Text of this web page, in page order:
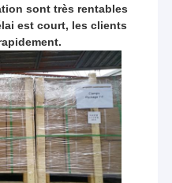
sont très rentables
est court, les clients